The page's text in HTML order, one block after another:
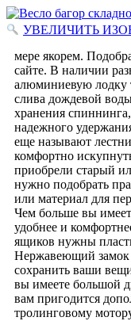
УВЕЛИЧИТЬ
мере якорем.
сайте. В наличии
алюминиевую лодку
слива дождевой
хранения
надежного
еще называют
комфортно
приобрели старый
нужно подобрать
или материал для
Чем больше вы
удобнее и
ящиков нужны
Нержавеющий замок
сохранить ваши
вы имеете большой
вам пригодится
тролинговому